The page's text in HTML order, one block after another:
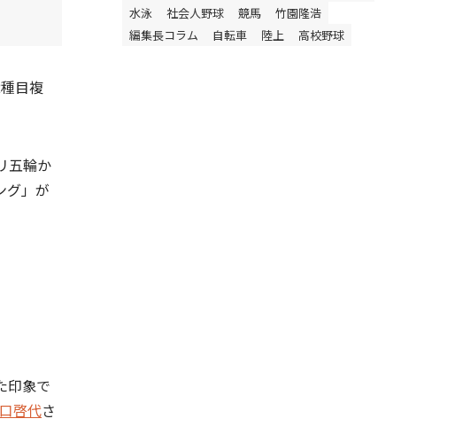
目複
五輪か
グ」が
印象で
啓代さ
水泳
社会人野球 競馬
竹園隆浩
編集長コラム
自転車 陸上 高校野球